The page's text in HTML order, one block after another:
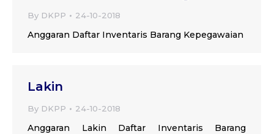
By DKPP 24-10-2018
Anggaran Daftar Inventaris Barang Kepegawaian
Lakin
By DKPP 24-10-2018
Anggaran Lakin Daftar Inventaris Barang